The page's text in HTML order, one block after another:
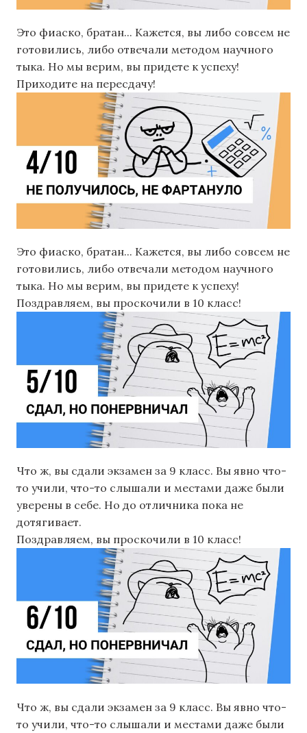
Это фиаско, братан... Кажется, вы либо совсем не
готовились, либо отвечали методом научного
тыка. Но мы верим, вы придете к успеху!
Приходите на пересдачу!
Это фиаско, братан... Кажется, вы либо совсем не
готовились, либо отвечали методом научного
тыка. Но мы верим, вы придете к успеху!
Поздравляем, вы проскочили в 10 класс!
Что ж, вы сдали экзамен за 9 класс. Вы явно что-
то учили, что-то слышали и местами даже были
уверены в себе. Но до отличника пока не
дотягивает.
Поздравляем, вы проскочили в 10 класс!
Что ж, вы сдали экзамен за 9 класс. Вы явно что-
то учили, что-то слышали и местами даже были